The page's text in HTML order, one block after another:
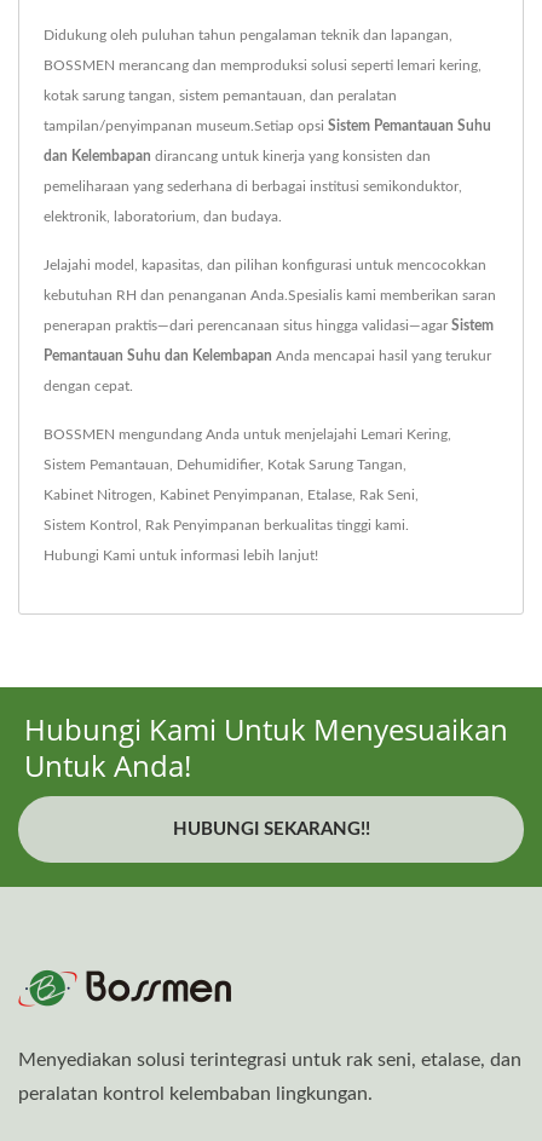
Didukung oleh puluhan tahun pengalaman teknik dan lapangan,
BOSSMEN merancang dan memproduksi solusi seperti lemari kering,
kotak sarung tangan, sistem pemantauan, dan peralatan
tampilan/penyimpanan museum.Setiap opsi Sistem Pemantauan Suhu
dan Kelembapan dirancang untuk kinerja yang konsisten dan
pemeliharaan yang sederhana di berbagai institusi semikonduktor,
elektronik, laboratorium, dan budaya.
Jelajahi model, kapasitas, dan pilihan konfigurasi untuk mencocokkan
kebutuhan RH dan penanganan Anda.Spesialis kami memberikan saran
penerapan praktis—dari perencanaan situs hingga validasi—agarSistem
Pemantauan Suhu dan Kelembapan Anda mencapai hasil yang terukur
dengan cepat.
BOSSMEN mengundang Anda untuk menjelajahi Lemari Kering
Sistem Pemantauan Dehumidifier, Kotak Sarung Tangan
Kabinet Nitrogen Kabinet Penyimpanan Etalase Rak Seni
Sistem Kontrol Rak Penyimpanan berkualitas tinggi kami.
Hubungi Kami untuk informasi lebih lanjut!
Hubungi Kami Untuk Menyesuaikan
Untuk Anda!
HUBUNGI SEKARANG!!
Menyediakan solusi terintegrasi untuk rak seni, etalase, dan
peralatan kontrol kelembaban lingkungan.